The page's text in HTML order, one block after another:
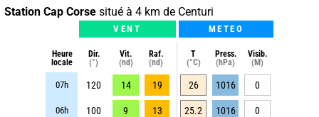
Station Cap Corse situé à 4 km de Centuri
VENT METEO
Heure
locale
Dir.
(°)
Vit.
(nd)
Raf.
(nd)
T
(°C)
Press.
(hPa)
Visib.
(M)
07h 120 14 19 26 1016 0
06h 100 9 13 25.2 1016 0